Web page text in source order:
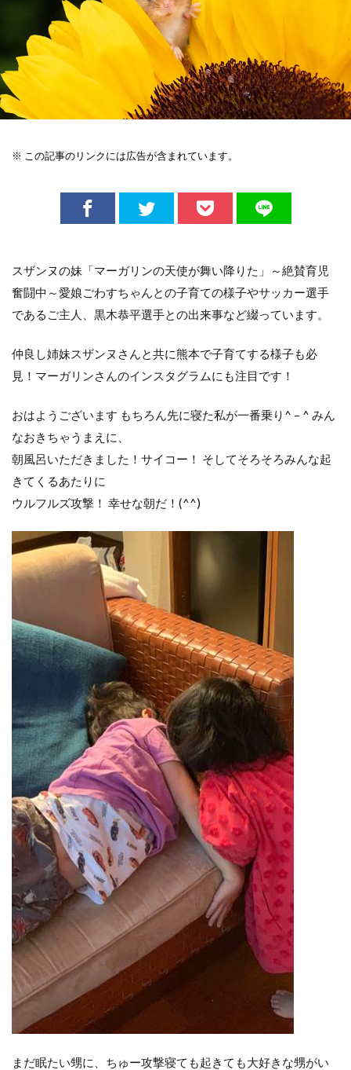
※ この記事のリンクには広告が含まれています。
スザンヌの妹「マーガリンの天使が舞い降りた」～絶賛育児
奮闘中～愛娘ごわすちゃんとの子育ての様子やサッカー選手
であるご主人、黒木恭平選手との出来事など綴っています。
仲良し姉妹スザンヌさんと共に熊本で子育てする様子も必
見！マーガリンさんのインスタグラムにも注目です！
おはようございます もちろん先に寝た私が一番乗り^ – ^ みん
なおきちゃうまえに、
朝風呂いただきました！サイコー！ そしてそろそろみんな起
きてくるあたりに
ウルフルズ攻撃！ 幸せな朝だ！(^^)
まだ眠たい甥に、ちゅー攻撃寝ても起きても大好きな甥がい